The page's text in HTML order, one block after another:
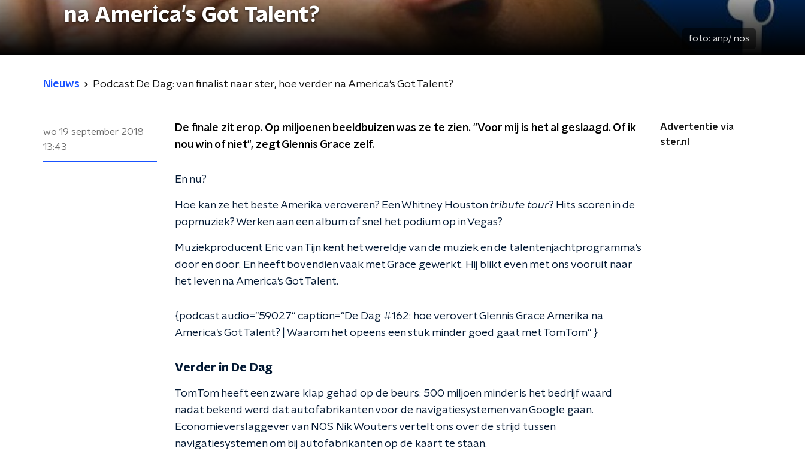
na America's Got Talent?
foto: anp/ nos
Nieuws Podcast De Dag: van finalist naar ster, hoe verder na America's Got Talent?
wo 19 september 2018
13:43
De finale zit erop. Op miljoenen beeldbuizen was ze te zien. "Voor mij is het al geslaagd. Of ik
nou win of niet", zegt Glennis Grace zelf.
En nu?
Hoe kan ze het beste Amerika veroveren? Een Whitney Houston tribute tour? Hits scoren in de
popmuziek? Werken aan een album of snel het podium op in Vegas?
Muziekproducent Eric van Tijn kent het wereldje van de muziek en de talentenjachtprogramma's
door en door. En heeft bovendien vaak met Grace gewerkt. Hij blikt even met ons vooruit naar
het leven na America's Got Talent.
{podcast audio="59027" caption="De Dag #162: hoe verovert Glennis Grace Amerika na
America's Got Talent? | Waarom het opeens een stuk minder goed gaat met TomTom" }
Verder in De Dag
TomTom heeft een zware klap gehad op de beurs: 500 miljoen minder is het bedrijf waard
nadat bekend werd dat autofabrikanten voor de navigatiesystemen van Google gaan.
Economieverslaggever van NOS Nik Wouters vertelt ons over de strijd tussen
navigatiesystemen om bij autofabrikanten op de kaart te staan.
Advertentie via
ster.nl